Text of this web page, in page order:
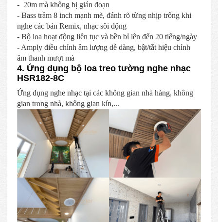
- 20m mà không bị gián đoạn
- Bass trầm 8 inch mạnh mẽ, đánh rõ từng nhịp trống khi
nghe các bản Remix, nhạc sôi động
- Bộ loa hoạt động liên tục và bền bỉ lên đến 20 tiếng/ngày
- Amply điều chỉnh âm lượng dễ dàng, bật/tắt hiệu chỉnh
âm thanh mượt mà
4. Ứng dụng bộ loa treo tường nghe nhạc
HSR182-8C
Ứng dụng nghe nhạc tại các không gian nhà hàng, không
gian trong nhà, không gian kín,...